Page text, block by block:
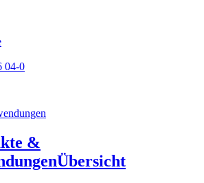
04-0
&
Übersicht